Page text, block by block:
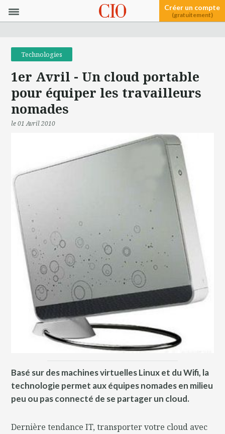
Créer un compte
(gratuitement)
Technologies
1er Avril - Un cloud portable
pour équiper les travailleurs
nomades
le 01 Avril 2010
Basé sur des machines virtuelles Linux et du Wifi, la
technologie permet aux équipes nomades en milieu
peu ou pas connecté de se partager un cloud.
Dernière tendance IT, transporter votre cloud avec